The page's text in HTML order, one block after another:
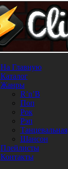
На Главную
Каталог
Жанры
R’n’B
Поп
Рок
Рэп
Танцевальная
Шансон
Плейлисты
Контакты